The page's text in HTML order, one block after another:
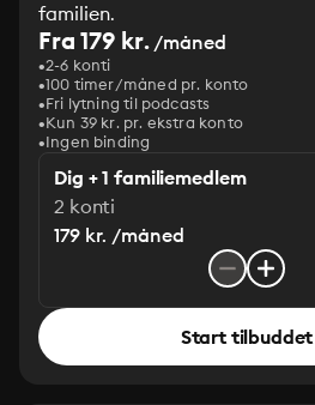
familien.
Fra 179 kr./måned
2-6 konti
100 timer/måned pr. konto
Fri lytning til podcasts
Kun 39 kr. pr. ekstra konto
Ingen binding
Dig + 1 familiemedlem
2 konti
179 kr. /måned
Start tilbuddet